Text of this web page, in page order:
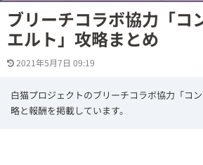
ブリーチコラボ協力「コ
エルト」攻略まとめ
2021年5月7日 09:19
白猫プロジェクトのブリーチコラボ協力「コ
略と報酬を掲載しています。